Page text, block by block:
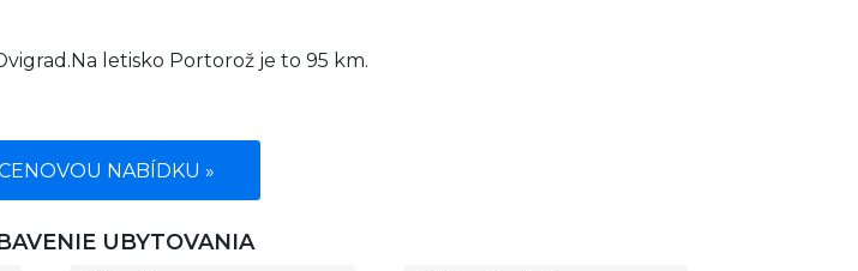
letisko Portorož je to 95 km.
NABÍDKU »
UBYTOVANIA